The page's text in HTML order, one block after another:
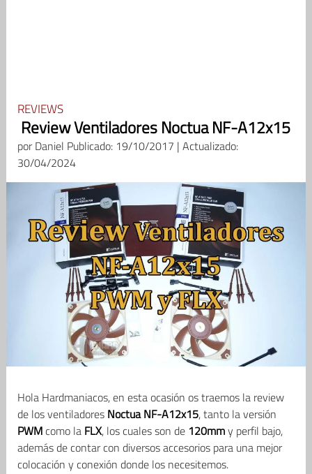
REVIEWS
Review Ventiladores Noctua NF-A12x15
porDaniel Publicado: 19/10/2017 | Actualizado:
30/04/2024
Hola Hardmaniacos, en esta ocasión os traemos la review
de los ventiladores Noctua NF-A12x15, tanto la versión
PWMcomo la FLX, los cuales son de 120mmy perfil bajo,
además de contar con diversos accesorios para una mejor
colocación y conexión donde los necesitemos.